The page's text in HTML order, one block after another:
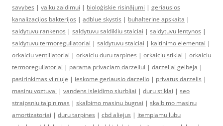
savybes | vaiku zaidimui | bioloģiskie risinājumi | geriausios
kanalizacijos bakterijos | adblue skystis | buhalterine apskaita |
saldytuvu rankenos | saldytuvu saldikliu stalciai | saldytuvu lentynos |
saldytuvu termoreguliatoriai | saldytuvu stalciai | kaitinimo elementai |
orkaiciu ventiliatoriai | orkaiciu duru tarpines | orkaiciu stiklai | orkaiciu
termoreguliatoriai | parama privaciam darzeliui | darzeliai gelbeja |
pasirinkimas vilniuje | ieskome geriausio darzelio | privatus darzelis |
masinu voztuvai | vandens isleidimo siurbliai | duru stiklai | seo
straipsniu talpinimas | skalbimo masinu bugnai | skalbimo masinu
amortizatoriai | duru tarpines | cbd aliejus | itempiamu lubu